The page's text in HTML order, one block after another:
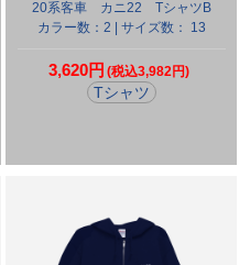
20系客車 カニ22 TシャツB
カラー数：2 | サイズ数： 13
3,620円 (税込3,982円)
Tシャツ